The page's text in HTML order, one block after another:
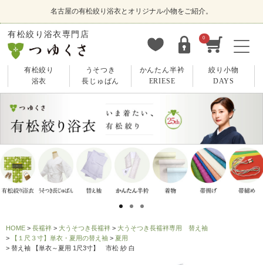
名古屋の有松絞り浴衣とオリジナル小物をご紹介。
有松絞り浴衣専門店 0
有松絞り
浴衣
うそつき
長じゅばん
かんたん半衿
ERIESE
絞り小物
DAYS
HOME 長襦袢 大うそつき長襦袢
大うそつき長襦袢専用 替え袖
【１尺３寸】単衣・夏用の替え袖
夏用
替え袖 【単衣～夏用 1尺3寸】 市松 紗 白